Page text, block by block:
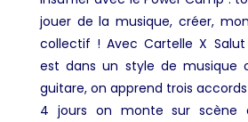
jouer de la musique, créer,
collectif ! Avec Cartelle X
est dans un style de musique
guitare, on apprend trois accords
4 jours on monte sur scène